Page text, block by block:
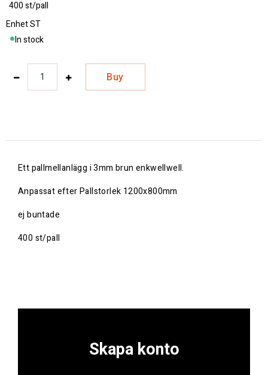
400 st/pall
EnhetST
In stock
Buy
Ett pallmellanlägg i 3mm brun enkwellwell.
Anpassat efter Pallstorlek 1200x800mm
ej buntade
400 st/pall
Skapa konto